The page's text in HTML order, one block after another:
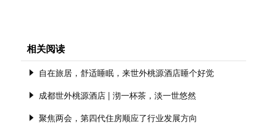
相关阅读
自在旅居，舒适睡眠，来世外桃源酒店睡个好觉
2024-04-17
成都世外桃源酒店 | 沏一杯茶，淡一世悠然
2024-04-17
聚焦两会，第四代住房顺应了行业发展方向